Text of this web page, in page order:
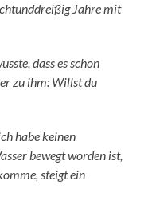
Jahre mit
dass es schon
zu ihm: Willst du
habe keinen
bewegt worden ist,
steigt ein